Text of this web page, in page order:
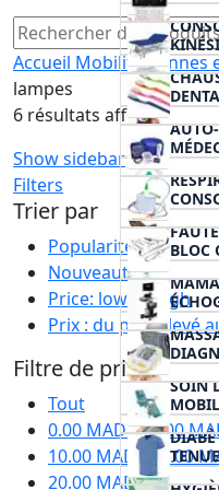
SOIN
BLOC
Accueil MobilitéCannes
lampes
6 résultats affichés
Show sidebar
Filters
Trier par
Popularité
Nouveauté
Price: low to high
Prix : du plus élevé
Filtre de prix
Tout
0.00 MAD-10.00
10.00 MAD- 20.00
20.00 MAD+